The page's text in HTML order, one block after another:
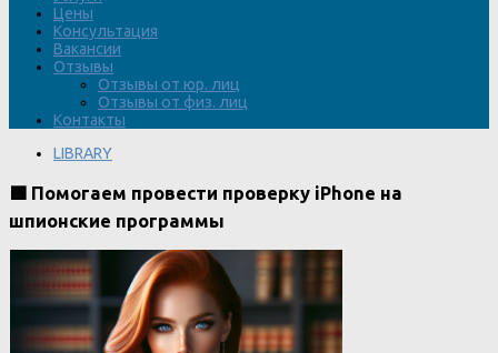
Цены
Консультация
Вакансии
Отзывы
Отзывы от юр. лиц
Отзывы от физ. лиц
Контакты
LIBRARY
🟩 Помогаем провести проверку iPhone на
шпионские программы